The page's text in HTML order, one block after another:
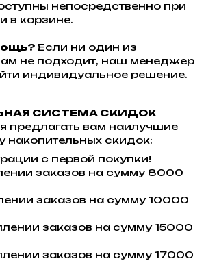
непосредственно при
в корзине.
Если ни один из
не подходит, наш менеджер
индивидуальное решение.
СИСТЕМА СКИДОК
предлагать вам наилучшие
накопительных скидок:
с первой покупки!
заказов на сумму 8000
заказов на сумму 10000
заказов на сумму 15000
заказов на сумму 17000